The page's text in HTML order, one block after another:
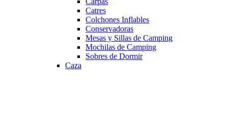
Catres
Colchones Inflables
Conservadoras
Mesas y Sillas de Camping
Mochilas de Camping
Sobres de Dormir
Caza